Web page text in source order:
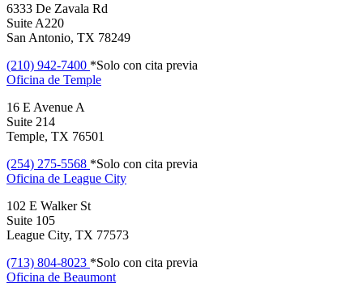
6333 De Zavala Rd
Suite A220
San Antonio, TX 78249
(210) 942-7400 *Solo con cita previa
Oficina de Temple
16 E Avenue A
Suite 214
Temple, TX 76501
(254) 275-5568 *Solo con cita previa
Oficina de League City
102 E Walker St
Suite 105
League City, TX 77573
(713) 804-8023 *Solo con cita previa
Oficina de Beaumont